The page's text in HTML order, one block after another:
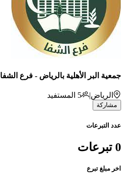
جمعية البر الأهلية بالرياض - فرع الشفا
الرياض|
5 المستفيد
مشاركة
عدد التبرعات
0 تبرعات
اخر مبلغ تبرع